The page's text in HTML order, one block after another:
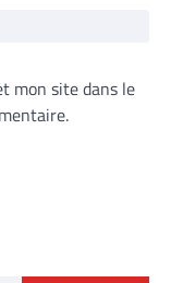
mon site dans le